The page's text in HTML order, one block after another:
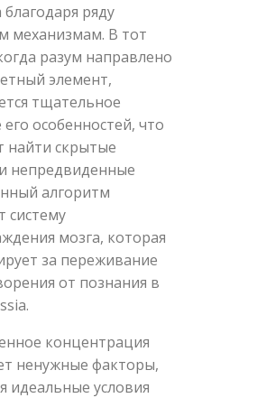
благодаря ряду
механизмам. В тот
разум направлено
элемент,
тщательное
его особенностей, что
найти скрытые
непредвиденные
алгоритм
систему
мозга, которая
за переживание
от познания в
концентрация
ненужные факторы,
идеальные условия